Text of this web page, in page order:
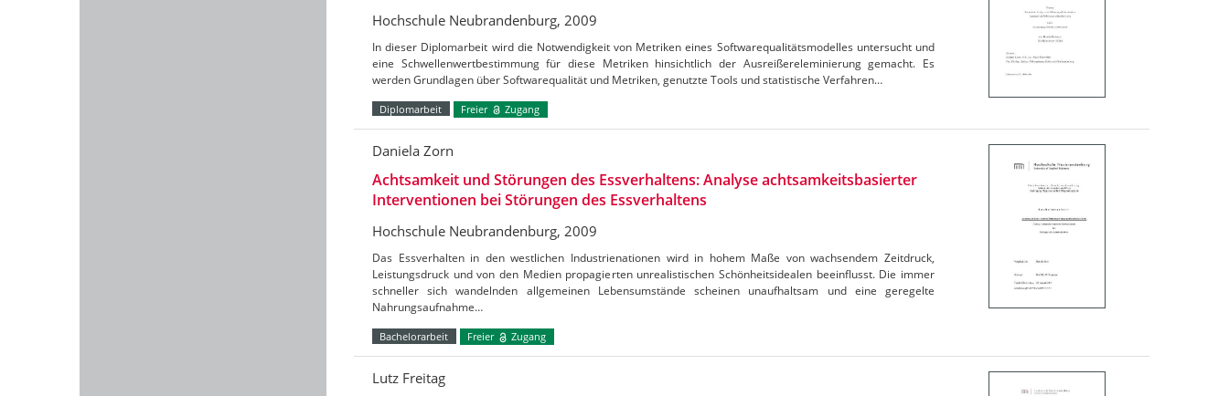
Hochschule Neubrandenburg, 2009
In dieser Diplomarbeit wird die Notwendigkeit von Metriken eines Softwarequalitätsmodelles untersucht und
eine Schwellenwertbestimmung für diese Metriken hinsichtlich der Ausreißereleminierung gemacht. Es
werden Grundlagen über Softwarequalität und Metriken, genutzte Tools und statistische Verfahren…
Diplomarbeit Freier Zugang
Daniela Zorn
Achtsamkeit und Störungen des Essverhaltens: Analyse achtsamkeitsbasierter
Interventionen bei Störungen des Essverhaltens
Hochschule Neubrandenburg, 2009
Das Essverhalten in den westlichen Industrienationen wird in hohem Maße von wachsendem Zeitdruck,
Leistungsdruck und von den Medien propagierten unrealistischen Schönheitsidealen beeinflusst. Die immer
schneller sich wandelnden allgemeinen Lebensumstände scheinen unaufhaltsam und eine geregelte
Nahrungsaufnahme…
Bachelorarbeit Freier Zugang
Lutz Freitag